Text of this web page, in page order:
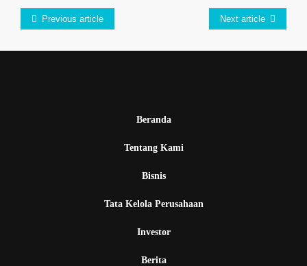
Next article
Previous article
Beranda
Tentang Kami
Bisnis
Tata Kelola Perusahaan
Investor
Berita